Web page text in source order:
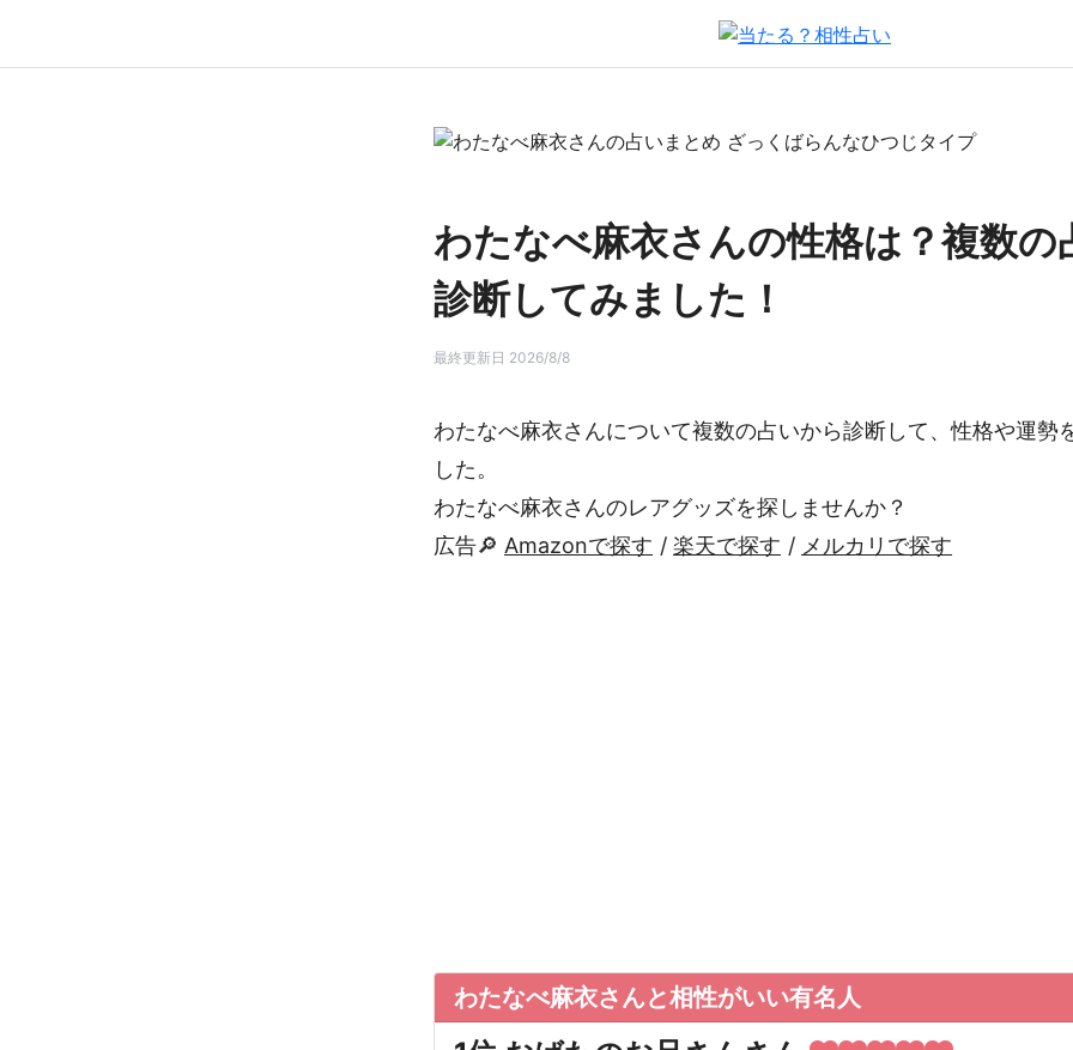
わたなべ麻衣さんの性格は？複数の
診断してみました！
最終更新日 2026/8/8
わたなべ麻衣さんについて複数の占いから診断して、性格や運勢
した。
わたなべ麻衣さんのレアグッズを探しませんか？
広告🔎 Amazonで探す / 楽天で探す / メルカリで探す
わたなべ麻衣さんと相性がいい有名人